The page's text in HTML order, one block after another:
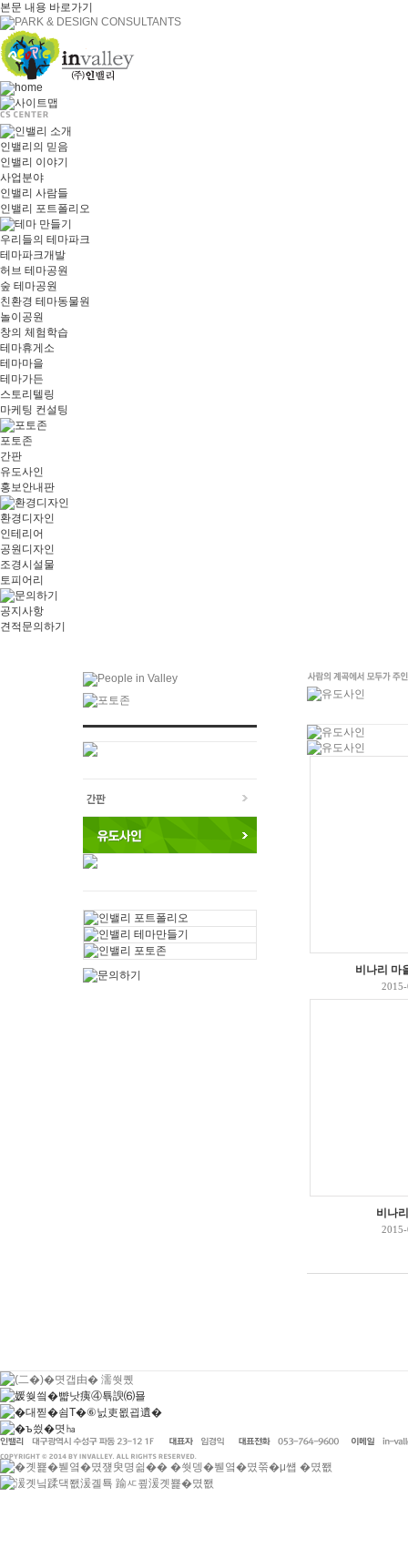
본문 내용 바로가기
인밸리의 믿음
인밸리 이야기
사업분야
인밸리 사람들
인밸리 포트폴리오
우리들의 테마파크
테마파크개발
허브 테마공원
숲 테마공원
친환경 테마동물원
놀이공원
창의 체험학습
테마휴게소
테마마을
테마가든
스토리텔링
마케팅 컨설팅
포토존
간판
유도사인
홍보안내판
환경디자인
인테리어
공원디자인
조경시설물
토피어리
공지사항
견적문의하기
비나리 마
비나